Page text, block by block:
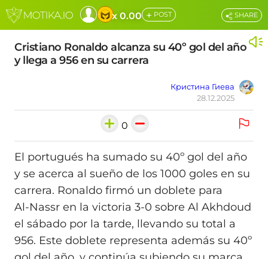
x 0.00 + POST
Cristiano Ronaldo alcanza su 40º gol del año
y llega a 956 en su carrera
Кристина Гиева
28.12.2025
SHARE
0
El portugués ha sumado su 40º gol del año
y se acerca al sueño de los 1000 goles en su
carrera. Ronaldo firmó un doblete para
Al‑Nassr en la victoria 3-0 sobre Al Akhdoud
el sábado por la tarde, llevando su total a
956. Este doblete representa además su 40º